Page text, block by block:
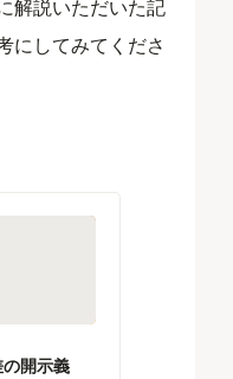
解説いただいた記
にしてみてくださ
の開示義